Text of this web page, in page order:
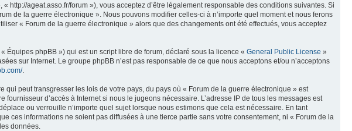
ageat.asso.fr/forum »), vous acceptez d’être légalement responsable des conditions suivantes. Si
de la guerre électronique ». Nous pouvons modifier celles-ci à n’importe quel moment et nous ferons
« Forum de la guerre électronique » alors que des changements ont été effectués, vous acceptez
Équipes phpBB ») qui est un script libre de forum, déclaré sous la licence « General Public License »
sur Internet. Le groupe phpBB n’est pas responsable de ce que nous acceptons et/ou n’acceptons
.
peut transgresser les lois de votre pays, du pays où « Forum de la guerre électronique » est
d’accès à Internet si nous le jugeons nécessaire. L’adresse IP de tous les messages est
ou verrouille n’importe quel sujet lorsque nous estimons que cela est nécessaire. En tant
ces informations ne soient pas diffusées à une tierce partie sans votre consentement, ni « Forum de la
données.